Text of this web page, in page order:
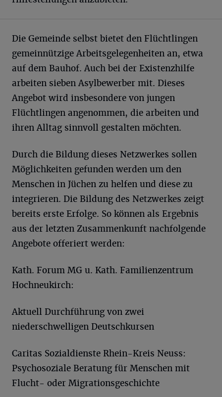
Die Gemeinde selbst bietet den Flüchtlingen
gemeinnützige Arbeitsgelegenheiten an, etwa
auf dem Bauhof. Auch bei der Existenzhilfe
arbeiten sieben Asylbewerber mit. Dieses
Angebot wird insbesondere von jungen
Flüchtlingen angenommen, die arbeiten und
ihren Alltag sinnvoll gestalten möchten.
Durch die Bildung dieses Netzwerkes sollen
Möglichkeiten gefunden werden um den
Menschen in Jüchen zu helfen und diese zu
integrieren. Die Bildung des Netzwerkes zeigt
bereits erste Erfolge. So können als Ergebnis
aus der letzten Zusammenkunft nachfolgende
Angebote offeriert werden:
Kath. Forum MG u. Kath. Familienzentrum
Hochneukirch:
Aktuell Durchführung von zwei
niederschwelligen Deutschkursen
Caritas Sozialdienste Rhein-Kreis Neuss:
Psychosoziale Beratung für Menschen mit
Flucht- oder Migrationsgeschichte